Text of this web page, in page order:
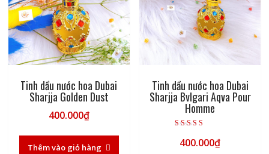
Tinh dầu nước hoa Dubai
Sharjja Golden Dust
400.000₫
Thêm vào giỏ hàng
Tinh dầu nước hoa Dubai
Sharjja Bvlgari Aqva Pour
Homme
5.00
5 sao
400.000₫